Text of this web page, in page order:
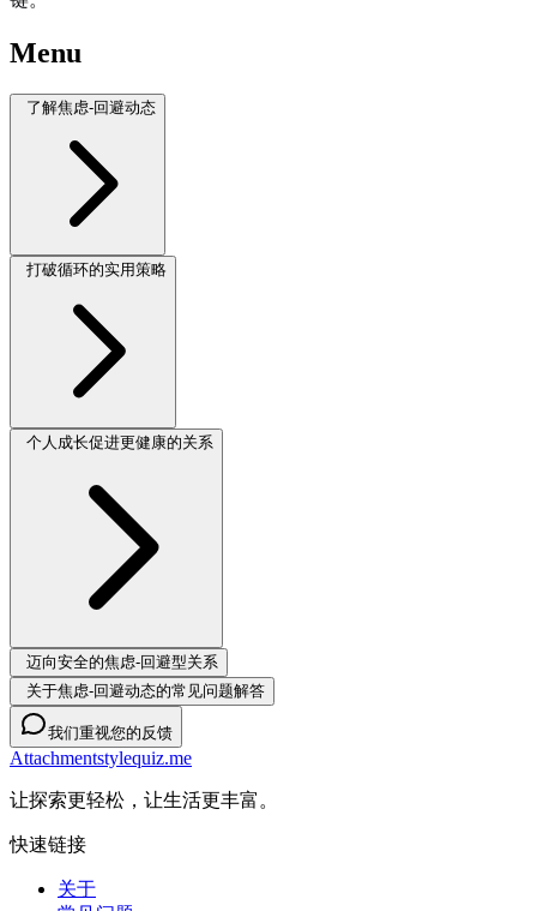
Menu
了解焦虑-回避动态
打破循环的实用策略
个人成长促进更健康的关系
迈向安全的焦虑-回避型关系
关于焦虑-回避动态的常见问题解答
我们重视您的反馈
Attachmentstylequiz.me
让探索更轻松，让生活更丰富。
快速链接
关于